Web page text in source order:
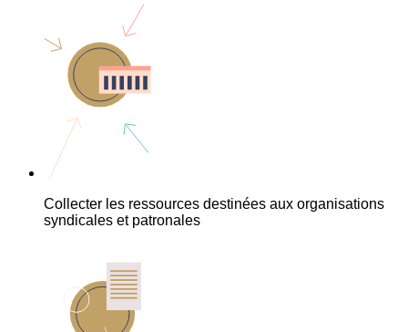
Collecter les ressources destinées aux organisations
syndicales et patronales